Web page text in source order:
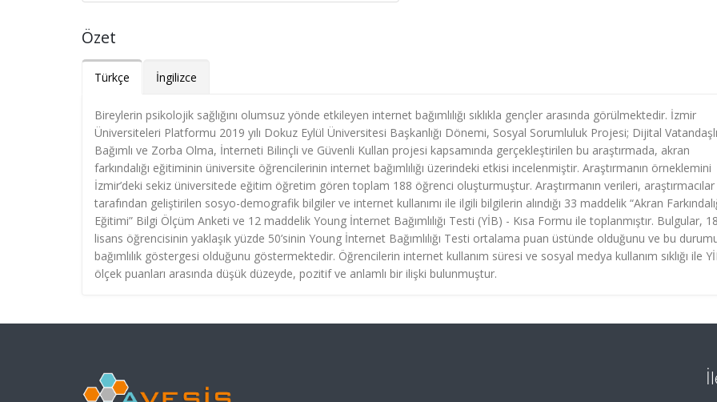
Özet
Türkçe İngilizce
Bireylerin psikolojik sağlığını olumsuz yönde etkileyen internet bağımlılığı sıklıkla gençler arasında görülmektedir. İzmir
Üniversiteleri Platformu 2019 yılı Dokuz Eylül Üniversitesi Başkanlığı Dönemi, Sosyal Sorumluluk Projesi; Dijital
Bağımlı ve Zorba Olma, İnterneti Bilinçli ve Güvenli Kullan projesi kapsamında gerçekleştirilen bu araştırmada, akran
farkındalığı eğitiminin üniversite öğrencilerinin internet bağımlılığı üzerindeki etkisi incelenmiştir. Araştırmanın örneklemini
İzmir’deki sekiz üniversitede eğitim öğretim gören toplam 188 öğrenci oluşturmuştur. Araştırmanın verileri, araştırmacılar
tarafından geliştirilen sosyo-demografik bilgiler ve internet kullanımı ile ilgili bilgilerin alındığı 33 maddelik “Akran
Eğitimi” Bilgi Ölçüm Anketi ve 12 maddelik Young İnternet Bağımlılığı Testi (YİB) - Kısa Formu ile toplanmıştır. Bulgular,
lisans öğrencisinin yaklaşık yüzde 50’sinin Young İnternet Bağımlılığı Testi ortalama puan üstünde olduğunu ve bu
bağımlılık göstergesi olduğunu göstermektedir. Öğrencilerin internet kullanım süresi ve sosyal medya kullanım sıklığı ile
ölçek puanları arasında düşük düzeyde, pozitif ve anlamlı bir ilişki bulunmuştur.